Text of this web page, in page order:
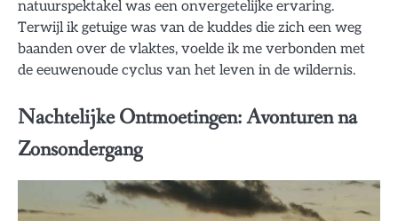
natuurspektakel was een onvergetelijke ervaring.
Terwijl ik getuige was van de kuddes die zich een weg
baanden over de vlaktes, voelde ik me verbonden met
de eeuwenoude cyclus van het leven in de wildernis.
Nachtelijke Ontmoetingen: Avonturen na
Zonsondergang